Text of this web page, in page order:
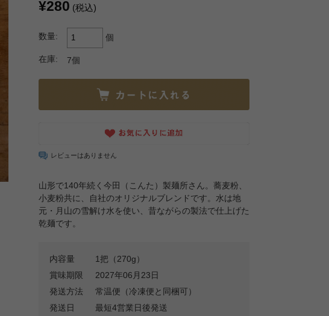
¥280 (税込)
数量: 個
在庫: 7個
レビューはありません
山形で140年続く今田（こんた）製麺所さん。蕎麦粉、
小麦粉共に、自社のオリジナルブレンドです。水は地
元・月山の雪解け水を使い、昔ながらの製法で仕上げた
乾麺です。
内容量
1把（270g）
賞味期限
2027年06月23日
発送方法
常温便（冷凍便と同梱可）
発送日
最短4営業日後発送